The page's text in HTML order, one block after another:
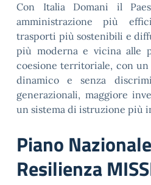
Con Italia Domani il
amministrazione più
trasporti più sostenibili e
più moderna e vicina alle
coesione territoriale, con
dinamico e senza
generazionali, maggiore
un sistema di istruzione più
Piano
Resilienza